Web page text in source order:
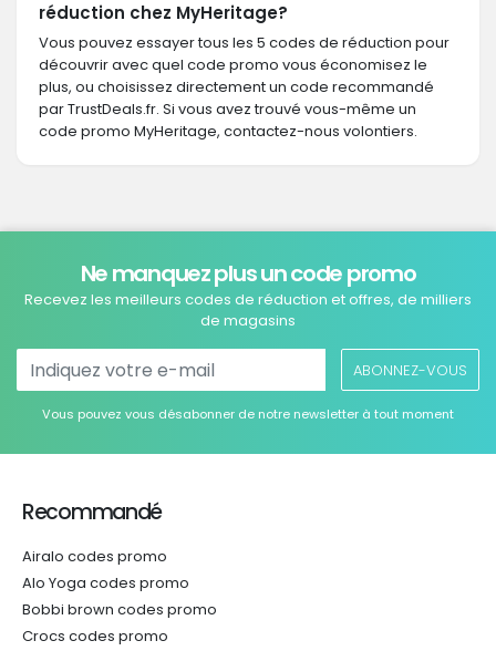
réduction chez MyHeritage?
Vous pouvez essayer tous les 5 codes de réduction pour
découvrir avec quel code promo vous économisez le
plus, ou choisissez directement un code recommandé
par TrustDeals.fr. Si vous avez trouvé vous-même un
code promo MyHeritage, contactez-nous volontiers.
Ne manquez plus un code promo
Recevez les meilleurs codes de réduction et offres, de milliers
de magasins
ABONNEZ-VOUS
Vous pouvez vous désabonner de notre newsletter à tout moment
Recommandé
Airalo codes promo
Alo Yoga codes promo
Bobbi brown codes promo
Crocs codes promo